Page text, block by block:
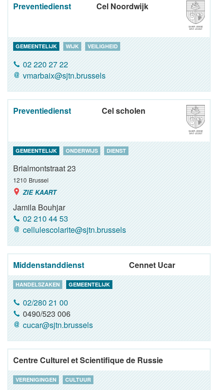
Preventiedienst Cel Noordwijk
GEMEENTELIJK WIJK VEILIGHEID
02 220 27 22
vmarbaix@sjtn.brussels
Preventiedienst Cel scholen
GEMEENTELIJK ONDERWIJS DIENST
Brialmontstraat 23
1210 Brussel
ZIE KAART
Jamila Bouhjar
02 210 44 53
cellulescolarite@sjtn.brussels
Middenstanddienst Cennet Ucar
HANDELSZAKEN GEMEENTELIJK
02/280 21 00
0490/523 006
cucar@sjtn.brussels
Centre Culturel et Scientifique de Russie
VERENIGINGEN CULTUUR